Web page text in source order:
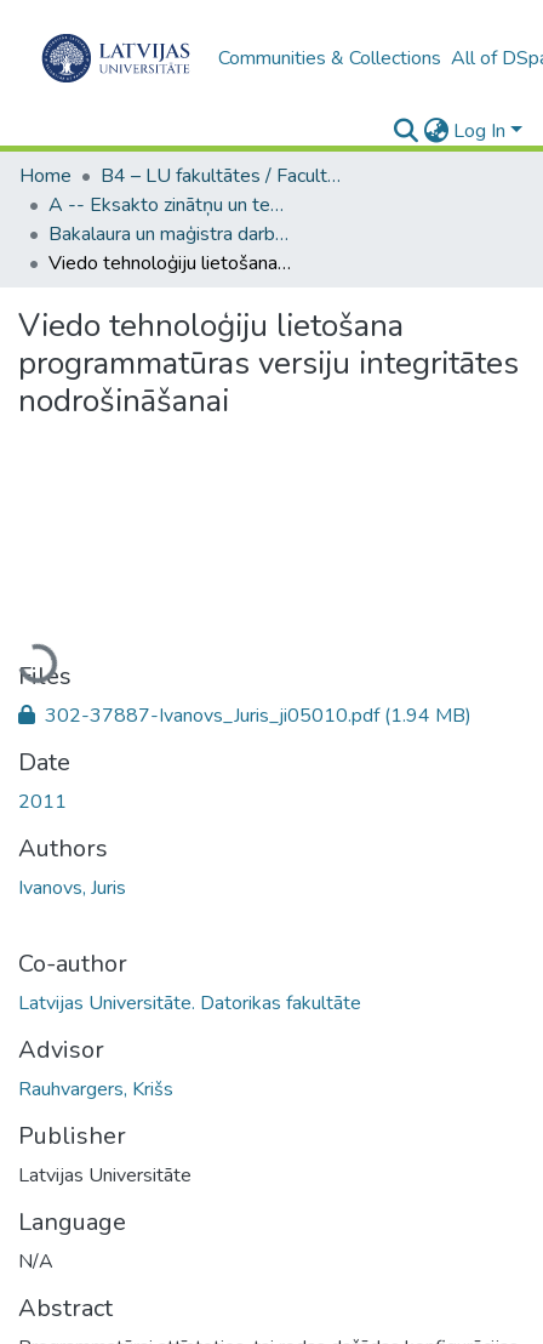
Communities & Collections All of
Log In
Home
B4 – LU fakultātes / Faculties of the UL
A -- Eksakto zinātņu un tehnoloģiju fakultāte / Faculty of Science and Technology
Bakalaura un maģistra darbi (EZTF) / Bachelor's and Master's theses
Viedo tehnoloģiju lietošana programmatūras versiju integritātes nodrošināšanai
Viedo tehnoloģiju lietošana
programmatūras versiju integritātes
nodrošināšanai
Loading...
Files
302-37887-Ivanovs_Juris_ji05010.pdf(1.94 MB)
Date
2011
Authors
Ivanovs, Juris
Co-author
Latvijas Universitāte. Datorikas fakultāte
Advisor
Rauhvargers, Krišs
Publisher
Latvijas Universitāte
Language
N/A
Abstract